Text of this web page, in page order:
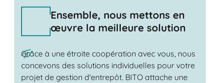
Ensemble, nous mettons en
œuvre la meilleure solution
Grâce à une étroite coopération avec vous, nous
concevons des solutions individuelles pour votre
projet de gestion d'entrepôt. BITO attache une